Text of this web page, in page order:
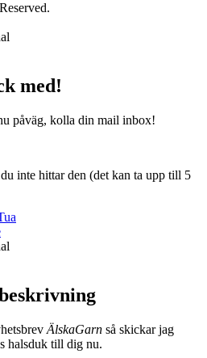
med!
påväg, kolla din mail inbox!
inte hittar den (det kan ta upp till 5
ÄlskaGarn så skickar jag
halsduk till dig nu.